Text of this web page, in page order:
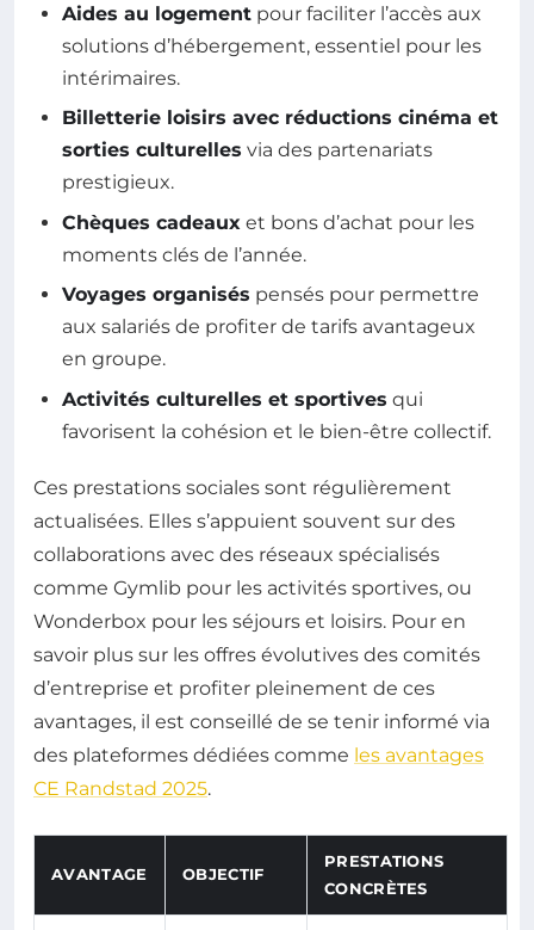
Aides au logement pour faciliter l’accès aux
solutions d’hébergement, essentiel pour les
intérimaires.
Billetterie loisirs avec réductions cinéma et
sorties culturelles via des partenariats
prestigieux.
Chèques cadeaux et bons d’achat pour les
moments clés de l’année.
Voyages organisés pensés pour permettre
aux salariés de profiter de tarifs avantageux
en groupe.
Activités culturelles et sportives qui
favorisent la cohésion et le bien-être collectif.
Ces prestations sociales sont régulièrement
actualisées. Elles s’appuient souvent sur des
collaborations avec des réseaux spécialisés
comme Gymlib pour les activités sportives, ou
Wonderbox pour les séjours et loisirs. Pour en
savoir plus sur les offres évolutives des comités
d’entreprise et profiter pleinement de ces
avantages, il est conseillé de se tenir informé via
des plateformes dédiées comme les avantages
CE Randstad 2025.
AVANTAGE OBJECTIF
PRESTATIONS
CONCRÈTES